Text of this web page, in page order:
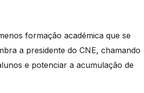
formação académica que se
a presidente do CNE, chamando
e potenciar a acumulação de